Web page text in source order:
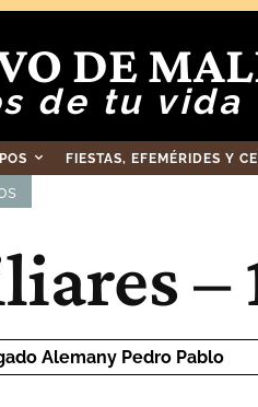
DE
de tu vida
FIESTAS, EFEMÉRIDES Y
–
Alemany Pedro Pablo